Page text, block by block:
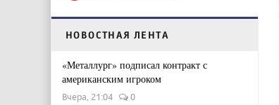
НОВОСТНАЯ ЛЕНТА
«Металлург» подписал контракт с
американским игроком
Вчера, 21:04 0